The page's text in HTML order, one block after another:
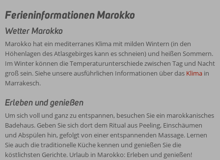
Berberdörfer.
Erleben
Sie
die
märchenhafte
Stadt
Marrakesch
am
Fuße
des
Atlasgebirges,
die
zu
den
schönsten
und
des
Fischerstädtchens
Essaouira
am
Atlantik
oder
besuchen
Sie
und
erleben
Sie
die
wunderbare
Vielseitigkeit
schneien)
heißen
Sommern.
Im
Winter
können
die
zwischen
Tag
und
Nacht
groß
sein.
Sie
marokkanisches
Badehaus.
Geben
Sie
sich
dort
Ritual
aus
Peeling,
Einschäumen
und
Abspülen
Marokko
Bei
Corendon
können
aus
einer
Vielzahl
von
Hotels
und
Appartements
wählen.
Alle
Unterkünfte
werden
mit
.
Ferieninformationen Marokko
Wetter Marokko
Marokko hat ein mediterranes Klima mit milden Wintern (in den
Höhenlagen des Atlasgebirges kann es schneien) und heißen Sommern.
Im Winter können die Temperaturunterschiede zwischen Tag und Nacht
groß sein. Siehe unsere ausführlichen Informationen über das Klima in
Marrakesch.
Erleben und genießen
Um sich voll und ganz zu entspannen, besuchen Sie ein marokkanisches
Badehaus. Geben Sie sich dort dem Ritual aus Peeling, Einschäumen
und Abspülen hin, gefolgt von einer entspannenden Massage. Lernen
Sie auch die traditionelle Küche kennen und genießen Sie die
köstlichsten Gerichte. Urlaub in Marokko: Erleben und genießen!